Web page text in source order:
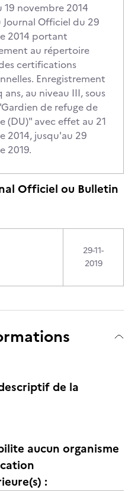
novembre 2014
Officiel du 29
2014 portant
au répertoire
certifications
Enregistrement
au niveau III, sous
de refuge de
(DU)" avec effet au 21
2014, jusqu'au 29
2019.
Officiel ou Bulletin
29-11-
2019
de la
aucun organisme
: